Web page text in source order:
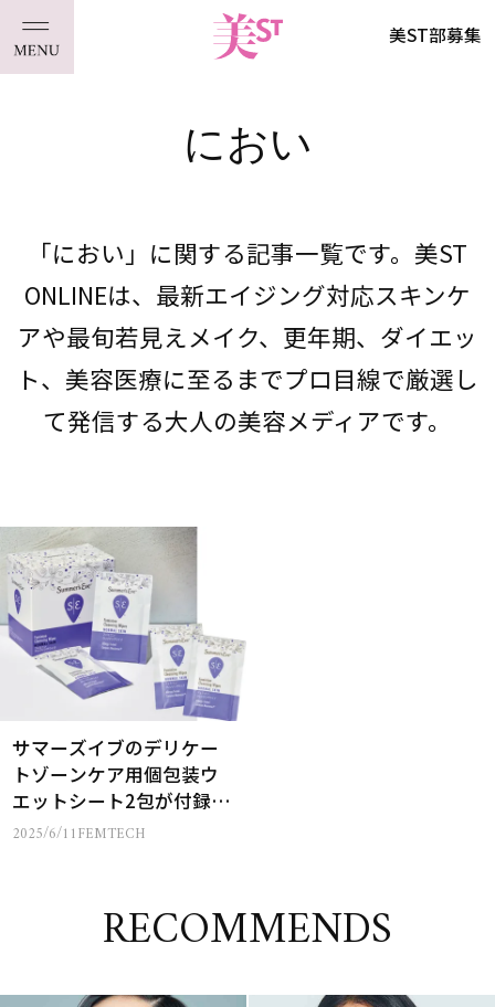
美ST部募集
におい
「におい」に関する記事一覧です。美ST
ONLINEは、最新エイジング対応スキンケ
アや最旬若見えメイク、更年期、ダイエッ
ト、美容医療に至るまでプロ目線で厳選し
て発信する大人の美容メディアです。
サマーズイブのデリケー
トゾーンケア用個包装ウ
エットシート2包が付録
に！美ST8月号付録情報
2025/6/11FEMTECH
RECOMMENDS